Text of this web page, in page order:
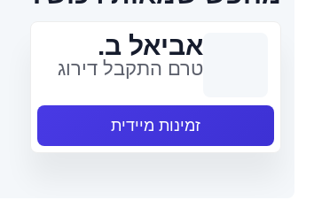
אביאל ב.
טרם התקבל דירוג
זמינות מיידית